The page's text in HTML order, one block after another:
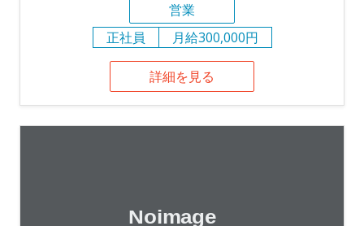
営業
正社員
月給300,000円
詳細を見る